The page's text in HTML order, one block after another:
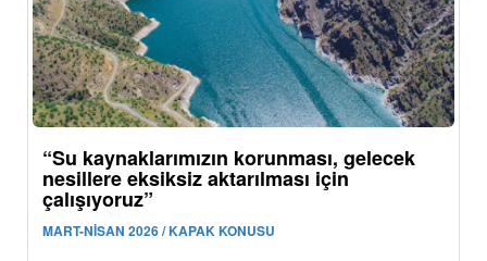
“Su kaynaklarımızın korunması, gelecek
nesillere eksiksiz aktarılması için
çalışıyoruz”
MART-NİSAN 2026 / KAPAK KONUSU